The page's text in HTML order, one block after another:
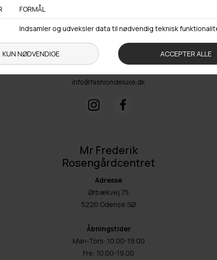
Tors: 09.00-17.00
Fre: 09.00-15.30
Kontakt
info@fashiondeluxe.dk
Mr Frederik
Rosengårdcentret
Adresse
Ørbækvej 75
5220 Odense SØ
Åbningstider
Man-Tors: 10.00-19.00
Fre: 10.00-19.00